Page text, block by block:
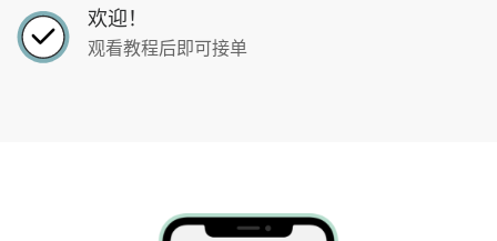
欢迎！
观看教程后即可接单